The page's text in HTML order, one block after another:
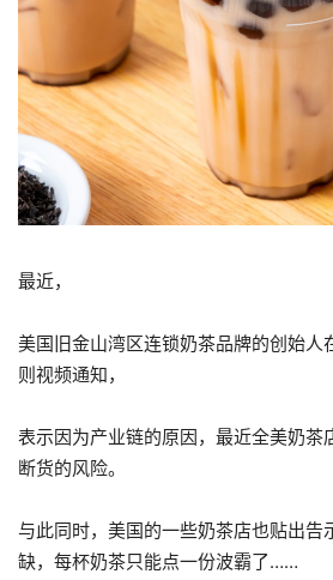
最近，
美国旧金山湾区连锁奶茶品牌的创始人
则视频通知，
表示因为产业链的原因，最近全美奶茶
断货的风险。
与此同时，美国的一些奶茶店也贴出告
缺，每杯奶茶只能点一份波霸了……